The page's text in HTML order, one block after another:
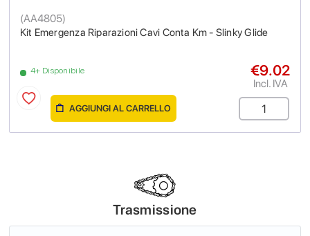
Kit Emergenza Riparazioni Cavi Conta Km - Slinky Glide
(AA4805)
4+ Disponibile €9.02
Incl. IVA
AGGIUNGI AL CARRELLO
Trasmissione